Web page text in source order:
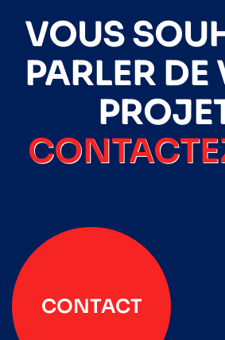
VOUS
PARLER DE
CONTACT